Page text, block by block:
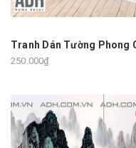
Tranh Dán Tường Phong
250.000₫